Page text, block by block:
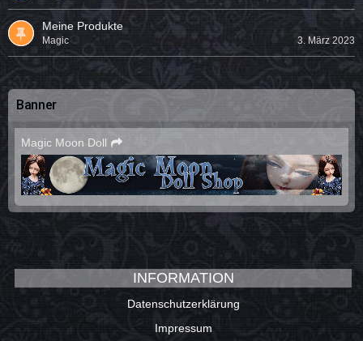
Meine Produkte
Magic 3. März 2023
Banner
Magic Moon Doll
INFORMATION
Datenschutzerklärung
Impressum